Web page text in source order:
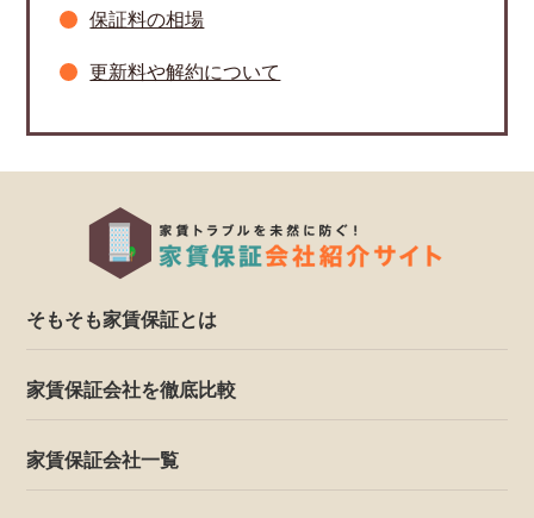
保証料の相場
更新料や解約について
そもそも家賃保証とは
家賃保証会社を徹底比較
家賃保証会社一覧